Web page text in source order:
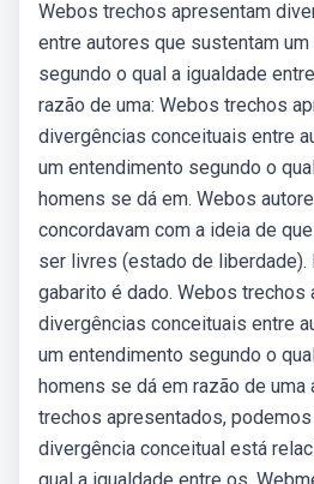
Webos trechos apresentam
entre autores que sustentam
segundo o qual a igualdade
razão de uma: Webos trechos
divergências conceituais entre
um entendimento segundo o
homens se dá em. Webos
concordavam com a ideia de
ser livres (estado de
gabarito é dado. Webos trechos
divergências conceituais entre
um entendimento segundo o
homens se dá em razão de uma
trechos apresentados,
divergência conceitual está